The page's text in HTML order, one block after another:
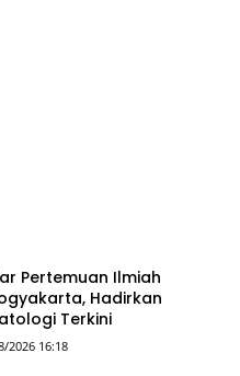
Pertemuan Ilmiah
Hadirkan
Terkini
2026 16:18